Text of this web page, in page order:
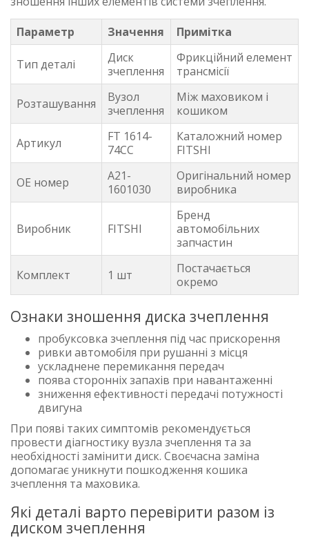
Параметр
Значення Примітка
Тип деталі
Диск
зчеплення
Фрикційний елемент
трансмісії
Розташування
Вузол
зчеплення
Між маховиком і
кошиком
Артикул
FT 1614-
74CC
Каталожний номер
FITSHI
OE номер
A21-
1601030
Оригінальний номер
виробника
Виробник FITSHI
Бренд
автомобільних
запчастин
Комплект 1 шт
Постачається
окремо
Ознаки зношення диска зчеплення
пробуксовка зчеплення під час прискорення
ривки автомобіля при рушанні з місця
ускладнене перемикання передач
поява сторонніх запахів при навантаженні
зниження ефективності передачі потужності
двигуна
При появі таких симптомів рекомендується
провести діагностику вузла зчеплення та за
необхідності замінити диск. Своєчасна заміна
допомагає уникнути пошкодження кошика
зчеплення та маховика.
Які деталі варто перевірити разом із
диском зчеплення